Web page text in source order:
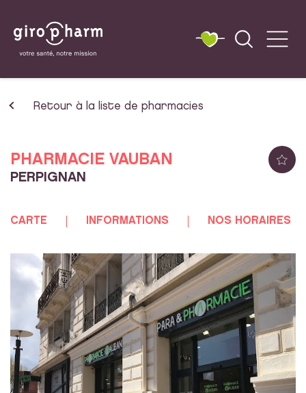
Retour à la liste de pharmacies
PHARMACIE VAUBAN
PERPIGNAN
CARTE INFORMATIONS NOS HORAIRES